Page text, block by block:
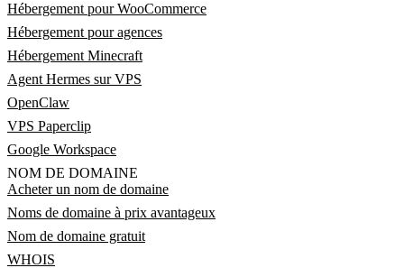
Hébergement pour WooCommerce
Hébergement pour agences
Hébergement Minecraft
Agent Hermes sur VPS
OpenClaw
VPS Paperclip
Google Workspace
NOM DE DOMAINE
Acheter un nom de domaine
Noms de domaine à prix avantageux
Nom de domaine gratuit
WHOIS